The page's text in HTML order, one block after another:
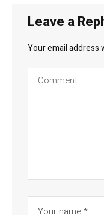
Leave a
Your email address